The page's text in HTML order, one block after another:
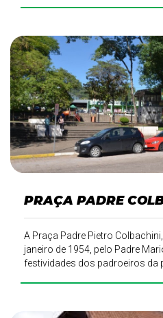
PRAÇA PADRE
A Praça Padre Pietro
janeiro de 1954, pelo Padre
festividades dos padroeiros da